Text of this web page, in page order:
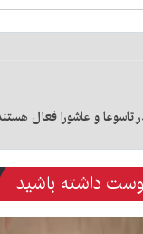
تاسوعا و عاشورا فعال
داشته باشید